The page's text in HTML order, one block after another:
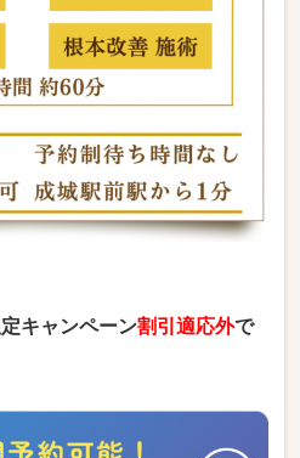
キャンペーン割引適応外で